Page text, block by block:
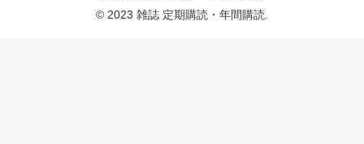
© 2023 雑誌 定期購読・年間購読.